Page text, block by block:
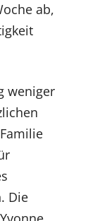
ab,
weniger
Die